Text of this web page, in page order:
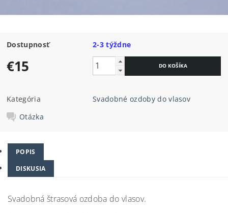
Dostupnosť 2-3 týždne
€15
Kategória
Svadobné ozdoby do vlasov
Otázka
POPIS
DISKUSIA
Svadobná štrasová ozdoba do vlasov.